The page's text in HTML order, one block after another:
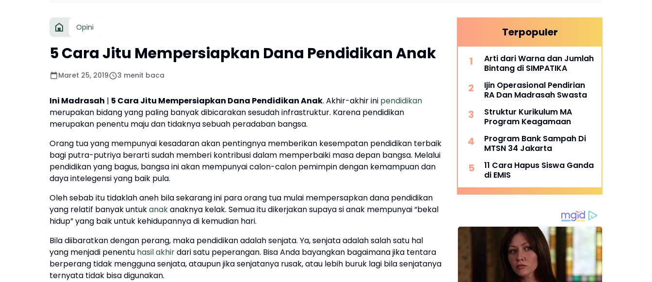
Opini
5 Cara Jitu Mempersiapkan Dana Pendidikan Anak
Maret 25, 2019 3 menit baca
Ini Madrasah | 5 Cara Jitu Mempersiapkan Dana Pendidikan Anak. Akhir-akhir ini pendidikan
merupakan bidang yang paling banyak dibicarakan sesudah infrastruktur. Karena pendidikan
merupakan penentu maju dan tidaknya sebuah peradaban bangsa.
Orang tua yang mempunyai kesadaran akan pentingnya memberikan kesempatan pendidikan terbaik
bagi putra-putriya berarti sudah memberi kontribusi dalam memperbaiki masa depan bangsa. Melalui
pendidikan yang bagus, bangsa ini akan mempunyai calon-calon pemimpin dengan kemampuan dan
daya intelegensi yang baik pula.
Oleh sebab itu tidaklah aneh bila sekarang ini para orang tua mulai mempersapkan dana pendidikan
yang relatif banyak untukanakanaknya kelak. Semua itu dikerjakan supaya si anak mempunyai “bekal
hidup” yang baik untuk kehidupannya di kemudian hari.
Bila diibaratkan dengan perang, maka pendidikan adalah senjata. Ya, senjata adalah salah satu hal
yang menjadi penentu hasil akhirdari satu peperangan. Bisa Anda bayangkan bagaimana jika tentara
berperang tidak mengguna senjata, ataupun jika senjatanya rusak, atau lebih buruk lagi bila senjatanya
ternyata tidak bisa digunakan.
Terpopuler
Arti dari Warna dan Jumlah
Bintang di SIMPATIKA
Ijin Operasional Pendirian
RA Dan Madrasah Swasta
Struktur Kurikulum MA
Program Keagamaan
Program Bank Sampah Di
MTSN 34 Jakarta
11 Cara Hapus Siswa Ganda
di EMIS